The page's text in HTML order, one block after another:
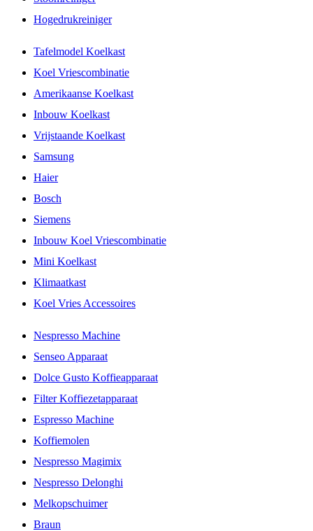
Hogedrukreiniger
Tafelmodel Koelkast
Koel Vriescombinatie
Amerikaanse Koelkast
Inbouw Koelkast
Vrijstaande Koelkast
Samsung
Haier
Bosch
Siemens
Inbouw Koel Vriescombinatie
Mini Koelkast
Klimaatkast
Koel Vries Accessoires
Nespresso Machine
Senseo Apparaat
Dolce Gusto Koffieapparaat
Filter Koffiezetapparaat
Espresso Machine
Koffiemolen
Nespresso Magimix
Nespresso Delonghi
Melkopschuimer
Braun